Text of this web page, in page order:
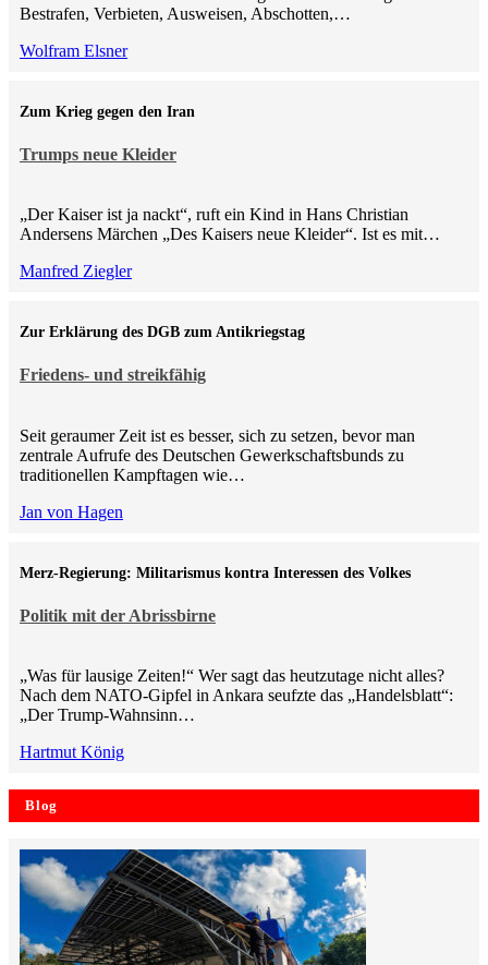
Bestrafen, Verbieten, Ausweisen, Abschotten,…
Wolfram Elsner
Trumps neue Kleider
Zum Krieg gegen den Iran
„Der Kaiser ist ja nackt“, ruft ein Kind in Hans Christian
Andersens Märchen „Des Kaisers neue Kleider“. Ist es mit…
Manfred Ziegler
Friedens- und streikfähig
Zur Erklärung des DGB zum Antikriegstag
Seit geraumer Zeit ist es besser, sich zu setzen, bevor man
zentrale Aufrufe des Deutschen Gewerkschaftsbunds zu
traditionellen Kampftagen wie…
Jan von Hagen
Politik mit der Abrissbirne
Merz-Regierung: Militarismus kontra Inte­ressen des Volkes
„Was für lausige Zeiten!“ Wer sagt das heutzutage nicht alles?
Nach dem NATO-Gipfel in Ankara seufzte das „Handelsblatt“:
„Der Trump-Wahnsinn…
Hartmut König
Blog